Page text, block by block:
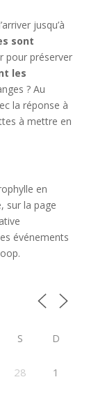
jusqu’à
sont
pour préserver
les
? Au
la réponse à
à mettre en
en
sur la page
événements
S D
28 1